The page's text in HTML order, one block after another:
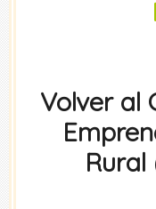
Volver al
Rural